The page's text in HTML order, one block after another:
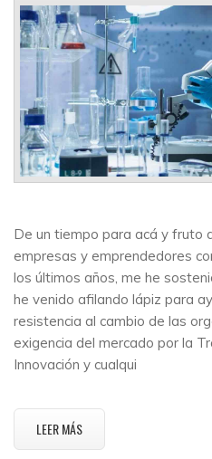
De un tiempo para acá y fruto
empresas y emprendedores
los últimos años, me he
he venido afilando lápiz para
resistencia al cambio de las
exigencia del mercado por la
Innovación y cualqui
LEER MÁS